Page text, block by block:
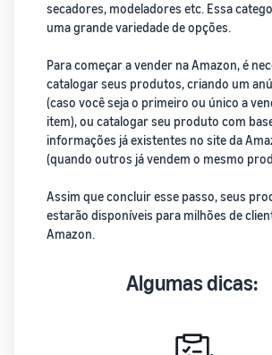
secadores, modeladores etc. Essa
uma grande variedade de opções.
Para começar a vender na Amazon, é
catalogar seus produtos, criando um
(caso você seja o primeiro ou único a
item), ou catalogar seu produto com
informações já existentes no site da
(quando outros já vendem o mesmo
Assim que concluir esse passo, seus
estarão disponíveis para milhões de
Amazon.
Algumas dicas: